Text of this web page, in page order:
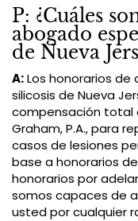
P: ¿Cuáles
abogado
de Nueva
A:Los honorarios
silicosis de Nueva
compensación total
Graham, P.A., para
casos de lesiones
base a honorarios
honorarios por
somos capaces de
usted por cualquier